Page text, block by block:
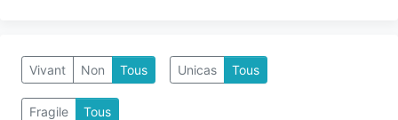
Vivant Non Tous Unicas Tous
Fragile Tous